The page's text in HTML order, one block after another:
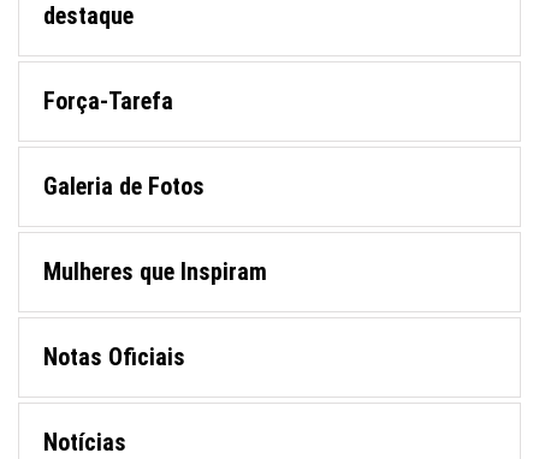
destaque
Força-Tarefa
Galeria de Fotos
Mulheres que Inspiram
Notas Oficiais
Notícias